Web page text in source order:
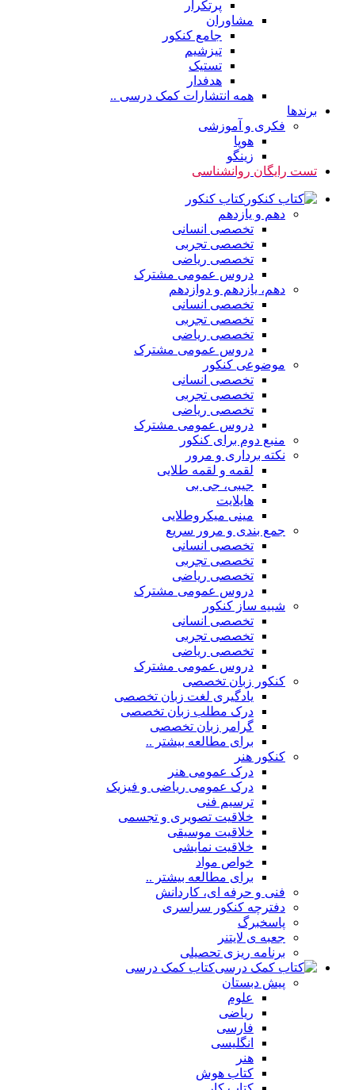
پرتکرار
مشاوران
جامع کنکور
تیزشیم
تستیک
هدفدار
همه انتشارات کمک درسی ..
برندها
فکری و آموزشی
هوپا
زینگو
تست رایگان روانشناسی
کتاب کنکور
دهم و یازدهم
تخصصی انسانی
تخصصی تجربی
تخصصی ریاضی
دروس عمومی مشترک
دهم، یازدهم و دوازدهم
تخصصی انسانی
تخصصی تجربی
تخصصی ریاضی
دروس عمومی مشترک
موضوعی کنکور
تخصصی انسانی
تخصصی تجربی
تخصصی ریاضی
دروس عمومی مشترک
منبع دوم برای کنکور
نکته برداری و مرور
لقمه و لقمه طلایی
جیبی، جی بی
هایلایت
مینی میکروطلایی
جمع بندی و مرور سریع
تخصصی انسانی
تخصصی تجربی
تخصصی ریاضی
دروس عمومی مشترک
شبیه ساز کنکور
تخصصی انسانی
تخصصی تجربی
تخصصی ریاضی
دروس عمومی مشترک
کنکور زبان تخصصی
یادگیری لغت زبان تخصصی
درک مطلب زبان تخصصی
گرامر زبان تخصصی
برای مطالعه بیشتر ..
کنکور هنر
درک عمومی هنر
درک عمومی ریاضی و فیزیک
ترسیم فنی
خلاقیت تصویری و تجسمی
خلاقیت موسیقی
خلاقیت نمایشی
خواص مواد
برای مطالعه بیشتر ..
فنی و حرفه ای، کاردانش
دفترچه کنکور سراسری
پاسخبرگ
جعبه ی لایتنر
برنامه ریزی تحصیلی
کتاب کمک درسی
پیش دبستان
علوم
ریاضی
فارسی
انگلیسی
هنر
کتاب هوش